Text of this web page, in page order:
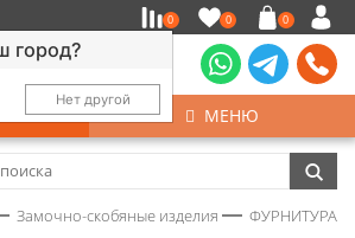
город?
Нет другой
0 0 0
МЕНЮ
Замочно-скобяные изделия ФУРНИТУРА